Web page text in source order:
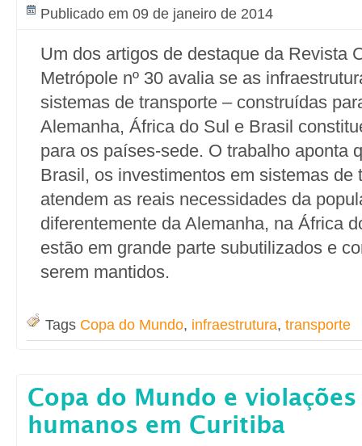
Publicado em 09 de janeiro de 2014
Um dos artigos de destaque da Revista
Metrópole nº 30 avalia se as
sistemas de transporte – construídas
Alemanha, África do Sul e Brasil
para os países-sede. O trabalho aponta
Brasil, os investimentos em sistemas de
atendem as reais necessidades da
diferentemente da Alemanha, na África
estão em grande parte subutilizados e
serem mantidos.
Tags Copa do Mundo, infraestrutura, transporte
Copa do Mundo e
humanos em Curitiba